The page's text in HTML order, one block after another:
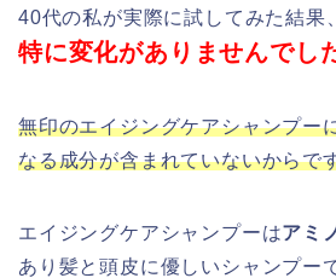
40代の私が実際に試してみた結果、
特に変化がありませんでし
無印のエイジングケアシャンプー
なる成分が含まれていないからで
エイジングケアシャンプーはアミ
あり髪と頭皮に優しいシャンプー